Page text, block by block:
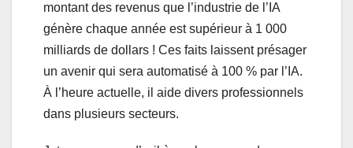
montant des revenus que l’industrie de l’IA
génère chaque année est supérieur à 1 000
milliards de dollars ! Ces faits laissent présager
un avenir qui sera automatisé à 100 % par l’IA.
À l’heure actuelle, il aide divers professionnels
dans plusieurs secteurs.